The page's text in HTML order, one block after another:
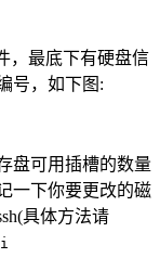
，最底下有硬盘信
号，如下图:
盘可用插槽的数量
一下你要更改的磁
具体方法请